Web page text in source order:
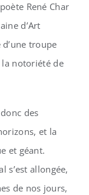
René Char
d’Art
troupe
la notoriété de
des
et la
et géant.
s’est allongée,
de nos jours,